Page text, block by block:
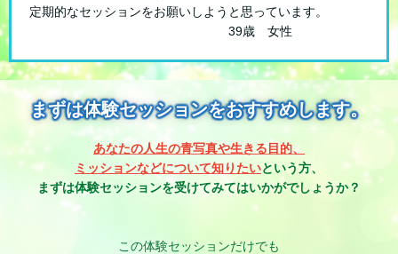
定期的なセッションをお願いしようと思っています。
39歳 女性
まずは体験セッションをおすすめします。
あなたの人生の青写真や生きる目的、
ミッションなどについて知りたいという方、
まずは体験セッションを受けてみてはいかがでしょうか？
この体験セッションだけでも